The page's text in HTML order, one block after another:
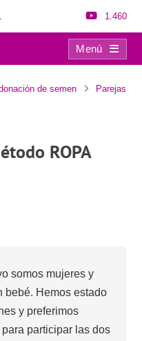
1.460
Menú
de semen
Parejas
ROPA
somos mujeres y
bebé. Hemos estado
y preferimos
participar las dos